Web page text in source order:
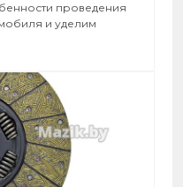
проведения
и уделим